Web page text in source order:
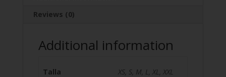
Reviews (0)
Additional information
Talla XS, S, M, L, XL, XXL